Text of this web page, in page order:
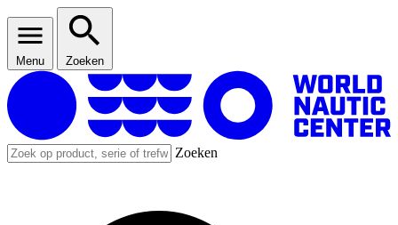
Menu Zoeken
Zoeken